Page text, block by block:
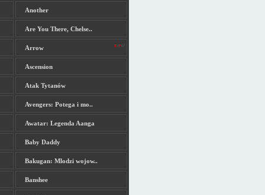
Another
Are You There, Chelse..
Arrow
Ascension
Atak Tytanów
Avengers: Potega i mo..
Awatar: Legenda Aanga
Baby Daddy
Bakugan: Mlodzi wojow..
Banshee